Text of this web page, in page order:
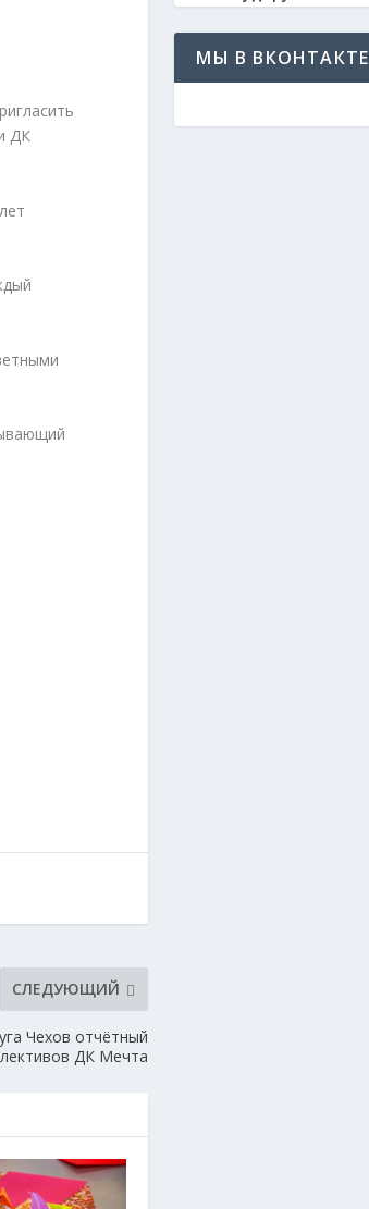
ДК
СЛЕДУЮЩИЙ
Чехов отчётный
ДК Мечта
МЫ В ВКОНТАКТЕ